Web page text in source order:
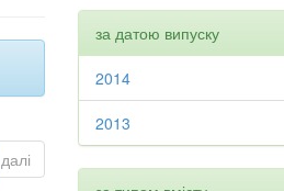
далі
за датою випуску
2014
2013